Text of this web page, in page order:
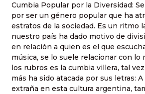
Cumbia Popular por la Diversidad:
por ser un género popular que ha
estratos de la sociedad. Es un ritmo
nuestro país ha dado motivo de
en relación a quien es el que
música, se lo suele relacionar con lo
los rubros es la cumbia villera, tal
más ha sido atacada por sus letras:
extraña en esta cultura argentina,